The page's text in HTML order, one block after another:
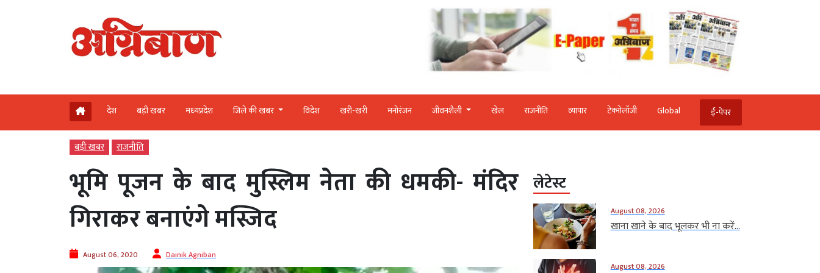
देश बड़ी खबर मध्‍यप्रदेश जिले की खबर विदेश खरी-खरी मनोरंजन जीवनशैली खेल राजनीति व्‍यापार टेक्‍नोलॉजी Global ई-पेपर
बड़ी खबर राजनीति
भूमि पूजन के बाद मुस्लिम नेता की धमकी- मंदिर
गिराकर बनाएंगे मस्जिद
August 06, 2020 Dainik Agniban
लेटेस्ट
August 08, 2026
खाना खाने के बाद भूलकर भी ना करें...
August 08, 2026